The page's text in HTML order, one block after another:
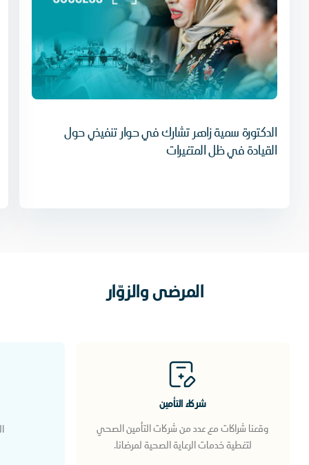
الدكتورة سمية زاهر تشارك في حوار تنفيذي حول
القيادة في ظل المتغيرات
المرضى والزوّار
شركاء التأمين
وقعنا شراكات مع عدد من شركات التأمين الصحي
لتغطية خدمات الرعاية الصحية لمرضانا.